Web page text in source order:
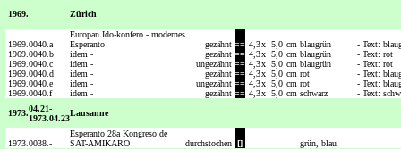
1969.
Zürich
1969. 0040.a
Europan Ido-konfero - modernes
Esperanto
gezähnt == 4,3x 5,0 cm blaugrün
- Text:
1969. 0040.b idem - gezähnt == 4,3x 5,0 cm blaugrün
- Text: rot
1969. 0040.c idem - ungezähnt == 4,3x 5,0 cm blaugrün
- Text: rot
1969. 0040.d idem - gezähnt == 4,3x 5,0 cm rot
- Text:
1969. 0040.e idem - ungezähnt == 4,3x 5,0 cm rot
- Text:
1969. 0040.f idem - gezähnt == 4,3x 5,0 cm schwarz
- Text:
1973.04.21-
1973.04.23
Lausanne
1973. 0038.-
Esperanto 28a Kongreso de
SAT-AMIKARO
durchstochen []
grün, blau